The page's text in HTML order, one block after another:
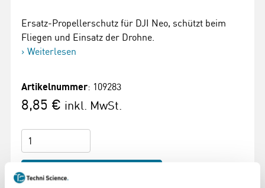
Ersatz-Propellerschutz für DJI Neo, schützt beim
Fliegen und Einsatz der Drohne.
Weiterlesen
Artikelnummer: 109283
8,85 € inkl. MwSt.